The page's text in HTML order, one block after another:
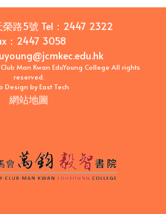
榮路5號 Tel： 2447 2322
： 2447 3058
Man Kwan EduYoung College All rights
reserved.
Design byEast Tech
網站地圖